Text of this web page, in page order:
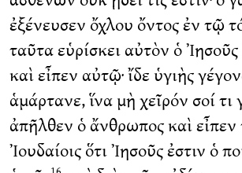
ἐξένευσεν ὄχλου ὄντος ἐν τῷ
ταῦτα εὑρίσκει αὐτὸν ὁ
καὶ εἶπεν αὐτῷ· ἴδε ὑγιὴς
ἁμάρτανε, ἵνα μὴ χεῖρόν σοί τι
ἀπῆλθεν ὁ ἄνθρωπος καὶ εἶπεν
Ἰουδαίοις ὅτι Ἰησοῦς ἐστιν ὁ